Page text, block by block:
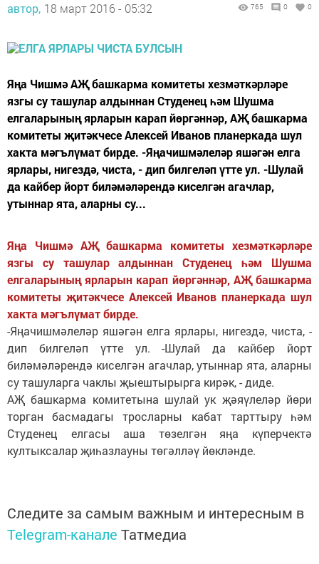
автор, 18 март 2016 - 05:32 765 0 0
Яңа Чишмә АҖ башкарма комитеты хезмәткәрләре
язгы су ташулар алдыннан Студенец һәм Шушма
елгаларының ярларын карап йөргәннәр, АҖ башкарма
комитеты җитәкчесе Алексей Иванов планеркада шул
хакта мәгълүмат бирде. -Яңачишмәлеләр яшәгән елга
ярлары, нигездә, чиста, - дип билгеләп үтте ул. -Шулай
да кайбер йорт биләмәләрендә киселгән агачлар,
утыннар ята, аларны су...
Яңа Чишмә АҖ башкарма комитеты хезмәткәрләре
язгы су ташулар алдыннан Студенец һәм Шушма
елгаларының ярларын карап йөргәннәр, АҖ башкарма
комитеты җитәкчесе Алексей Иванов планеркада шул
хакта мәгълүмат бирде.
-Яңачишмәлеләр яшәгән елга ярлары, нигездә, чиста, -
дип билгеләп үтте ул. -Шулай да кайбер йорт
биләмәләрендә киселгән агачлар, утыннар ята, аларны
су ташуларга чаклы җыештырырга кирәк, - диде.
АҖ башкарма комитетына шулай ук җәяүлеләр йөри
торган басмадагы тросларны кабат тарттыру һәм
Студенец елгасы аша төзелгән яңа күперчектә
култыксалар җиһазлауны төгәлләү йөкләнде.
Следите за самым важным и интересным в
Telegram-канале Татмедиа